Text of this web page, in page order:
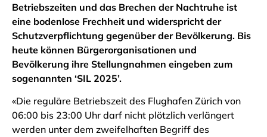
Betriebszeiten und das Brechen der Nachtruhe ist
eine bodenlose Frechheit und widerspricht der
Schutzverpflichtung gegenüber der Bevölkerung. Bis
heute können Bürgerorganisationen und
Bevölkerung ihre Stellungnahmen eingeben zum
sogenannten ‘SIL 2025’.
«Die reguläre Betriebszeit des Flughafen Zürich von
06:00 bis 23:00 Uhr darf nicht plötzlich verlängert
werden unter dem zweifelhaften Begriff des